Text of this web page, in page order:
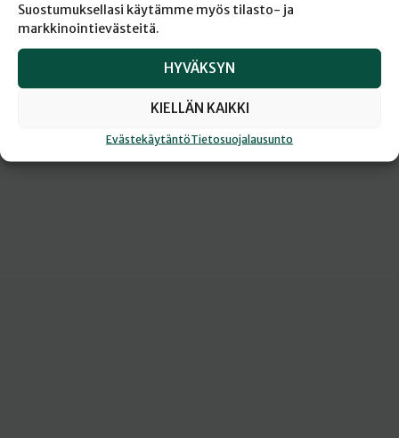
Suostumuksellasi käytämme myös tilasto- ja
markkinointievästeitä.
HYVÄKSYN
KIELLÄN KAIKKI
EvästekäytäntöTietosuojalausunto
Tilaan verkkolukuoikeuden